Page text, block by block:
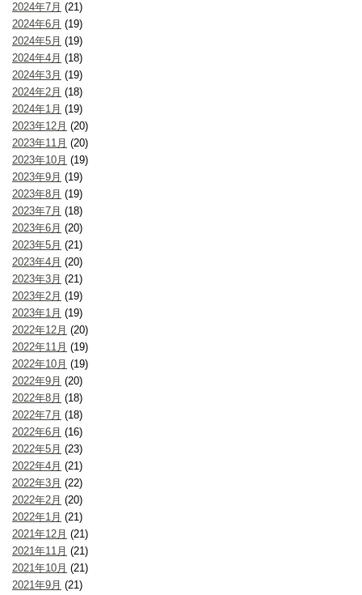
2024年7月 (21)
2024年6月 (19)
2024年5月 (19)
2024年4月 (18)
2024年3月 (19)
2024年2月 (18)
2024年1月 (19)
2023年12月 (20)
2023年11月 (20)
2023年10月 (19)
2023年9月 (19)
2023年8月 (19)
2023年7月 (18)
2023年6月 (20)
2023年5月 (21)
2023年4月 (20)
2023年3月 (21)
2023年2月 (19)
2023年1月 (19)
2022年12月 (20)
2022年11月 (19)
2022年10月 (19)
2022年9月 (20)
2022年8月 (18)
2022年7月 (18)
2022年6月 (16)
2022年5月 (23)
2022年4月 (21)
2022年3月 (22)
2022年2月 (20)
2022年1月 (21)
2021年12月 (21)
2021年11月 (21)
2021年10月 (21)
2021年9月 (21)